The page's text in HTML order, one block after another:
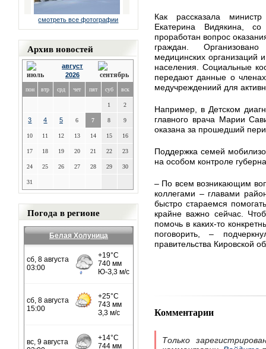
смотреть все фотографии
Архив новостей
август
2026
пон втр срд чет пят суб вск
1 2
3 4 5 6 7 8 9
10 11 12 13 14 15 16
17 18 19 20 21 22 23
24 25 26 27 28 29 30
31
Погода в регионе
Белая Холуница
Как рассказала
Екатерина Видякина,
проработан вопрос
граждан.
медицинских организаций
населения. Социальные
передают данные о
медучреждениий для
Например, в Детском
главного врача Марии
оказана за прошедший
Поддержка семей
на особом контроле
– По всем возникающим
коллегами – главами
быстро стараемся
крайне важно сейчас.
помочь в каких-то
поговорить, –
правительства Кировской
Комментарии
Только